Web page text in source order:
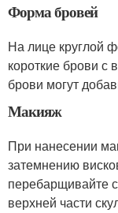
Форма бровей
На лице круглой
короткие брови
брови могут
Макияж
При нанесении
затемнению
перебарщивайте
верхней части